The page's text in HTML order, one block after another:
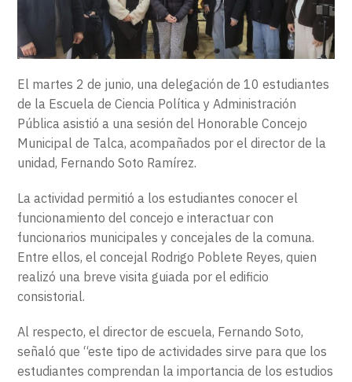
CONTACTO
El martes 2 de junio, una delegación de 10 estudiantes
de la Escuela de Ciencia Política y Administración
Pública asistió a una sesión del Honorable Concejo
Municipal de Talca, acompañados por el director de la
unidad, Fernando Soto Ramírez.
La actividad permitió a los estudiantes conocer el
funcionamiento del concejo e interactuar con
funcionarios municipales y concejales de la comuna.
Entre ellos, el concejal Rodrigo Poblete Reyes, quien
realizó una breve visita guiada por el edificio
consistorial.
Al respecto, el director de escuela, Fernando Soto,
señaló que “este tipo de actividades sirve para que los
estudiantes comprendan la importancia de los estudios